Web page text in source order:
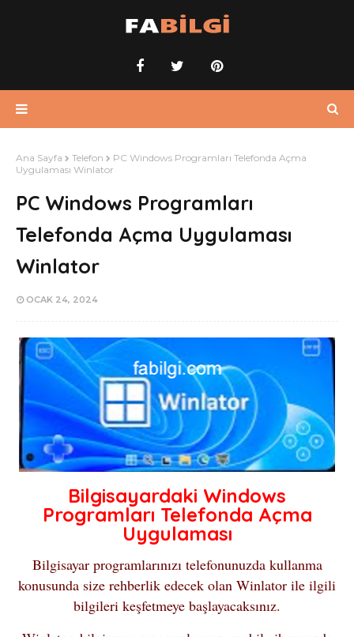
Ana Sayfa Telefon
PC Windows Programları Telefonda Açma
Uygulaması Winlator
PC Windows Programları
Telefonda Açma Uygulaması
Winlator
OCAK 24, 2024
Bilgisayardaki Windows
Programları Telefonda Açma
Uygulaması
Bilgisayar programlarınızı telefonunuzda kullanma
konusunda size rehberlik edecek olan Winlator ile ilgili
bilgileri keşfetmeye başlayacaksınız.